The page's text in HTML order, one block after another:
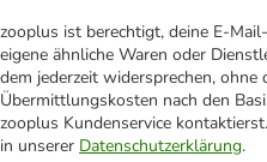
zooplus ist berechtigt, deine E-
eigene ähnliche Waren oder
dem jederzeit widersprechen, ohne
Übermittlungskosten nach den
zooplus Kundenservice
in unserer Datenschutzerklärung.